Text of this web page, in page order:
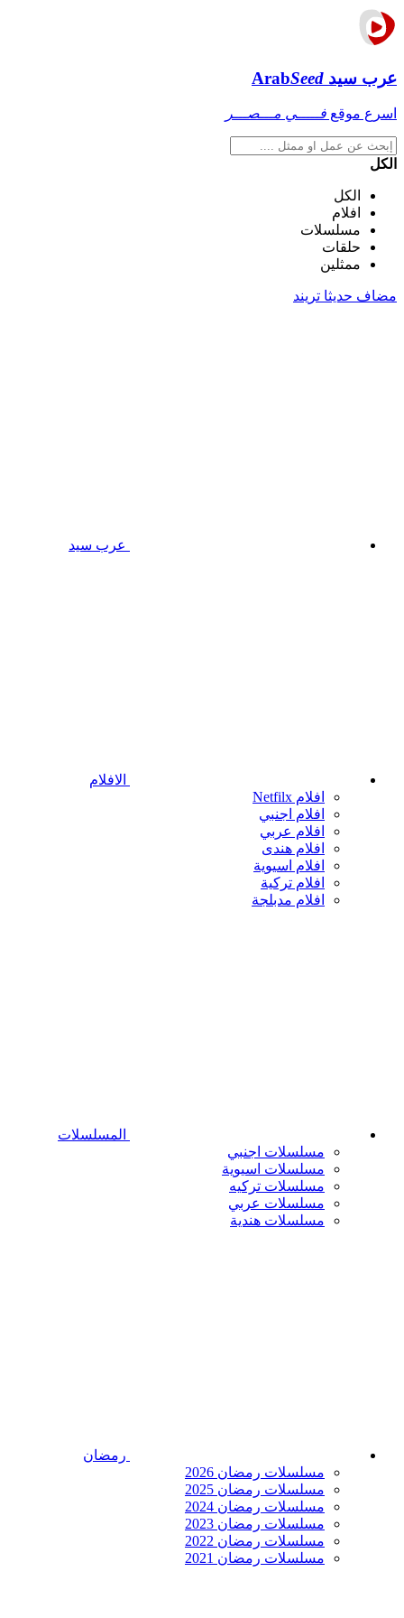
عرب سيد ArabSeed
اسرع موقع فـــــي مـــصـــر
الكل
الكل
افلام
مسلسلات
حلقات
ممثلين
مضاف حديثا تريند
عرب سيد
الافلام
افلام Netfilx
افلام اجنبي
افلام عربي
افلام هندى
افلام اسيوية
افلام تركية
افلام مدبلجة
المسلسلات
مسلسلات اجنبي
مسلسلات اسيوية
مسلسلات تركيه
مسلسلات عربي
مسلسلات هندية
رمضان
مسلسلات رمضان 2026
مسلسلات رمضان 2025
مسلسلات رمضان 2024
مسلسلات رمضان 2023
مسلسلات رمضان 2022
مسلسلات رمضان 2021